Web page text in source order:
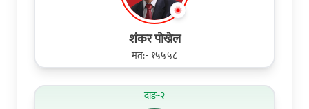
शंकर पोख्रेल
मत:- १५५५८
दाङ-२